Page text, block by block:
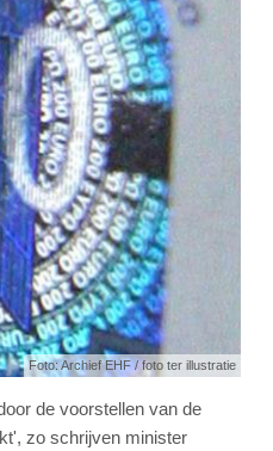
Foto: Archief EHF / foto ter illustratie
de voorstellen van de
zo schrijven minister